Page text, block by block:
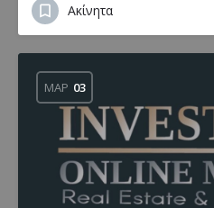
Ακίνητα
ΜΑΡ 03